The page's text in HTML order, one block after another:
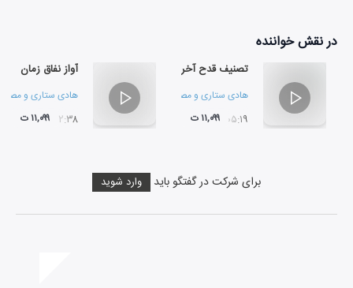
در نقشخواننده
تصنیف قدح آخر
هادی ستاری و مصطفی مومنیان
۰۵:۱۹ ۱۱,۰۹۹ ت
آواز نفاق زمان
هادی ستاری و
۱۲:۳۸ ۱۱,۰۹۹ ت
برای شرکت در گفتگو باید وارد شوید